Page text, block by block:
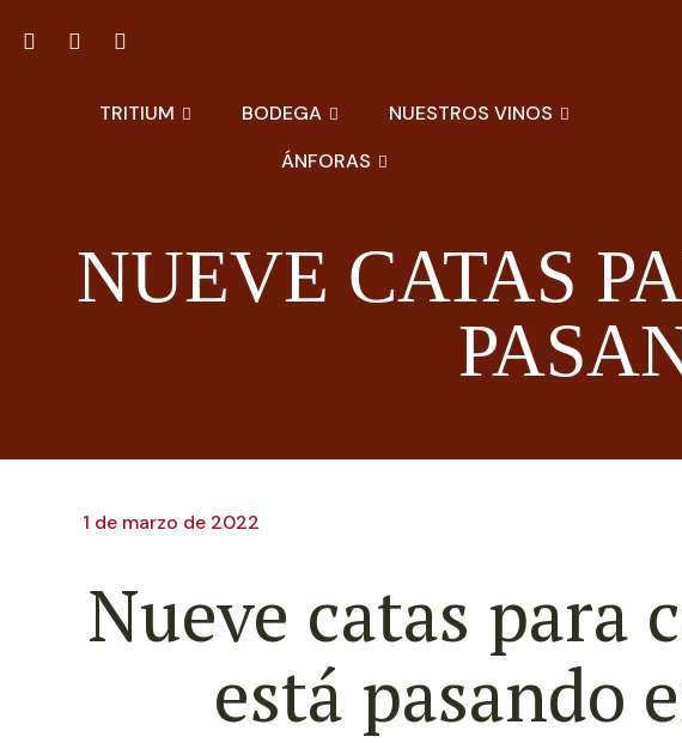
TRITIUM BODEGA
NUESTROS VINOS
ÁNFORAS
NUEVE CATAS
1 de marzo de 2022
Nueve catas para
está pasando